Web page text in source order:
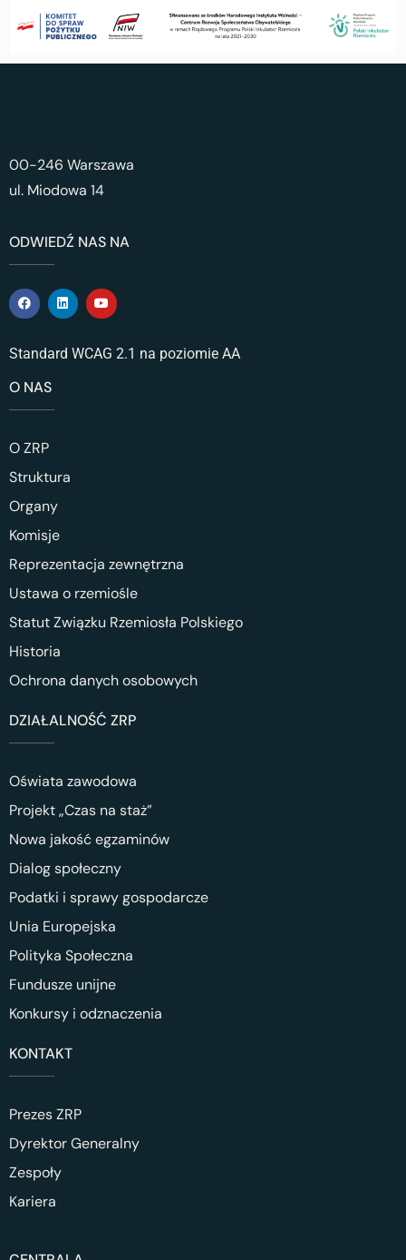
00-246 Warszawa
ul. Miodowa 14
ODWIEDŹ NAS NA
Standard WCAG 2.1 na poziomie AA
O NAS
O ZRP
Struktura
Organy
Komisje
Reprezentacja zewnętrzna
Ustawa o rzemiośle
Statut Związku Rzemiosła Polskiego
Historia
Ochrona danych osobowych
DZIAŁALNOŚĆ ZRP
Oświata zawodowa
Projekt „Czas na staż”
Nowa jakość egzaminów
Dialog społeczny
Podatki i sprawy gospodarcze
Unia Europejska
Polityka Społeczna
Fundusze unijne
Konkursy i odznaczenia
KONTAKT
Prezes ZRP
Dyrektor Generalny
Zespoły
Kariera